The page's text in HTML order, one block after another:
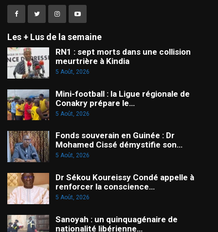
Les + Lus de la semaine
RN1 : sept morts dans une collision
meurtrière à Kindia
5 Août, 2026
Mini-football : la Ligue régionale de
Conakry prépare le…
5 Août, 2026
Fonds souverain en Guinée : Dr
Mohamed Cissé démystifie son…
5 Août, 2026
Dr Sékou Koureissy Condé appelle à
renforcer la conscience…
5 Août, 2026
Sanoyah : un quinquagénaire de
nationalité libérienne…